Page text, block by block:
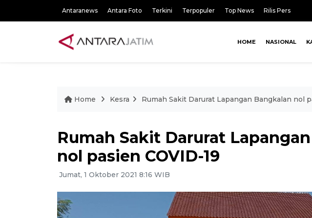
Antaranews Antara Foto Terkini Terpopuler Top News Rilis Pers
HOME NASIONAL
Home Kesra Rumah Sakit Darurat Lapangan Bangkalan nol
Rumah Sakit Darurat
nol pasien COVID-19
Jumat, 1 Oktober 2021 8:16 WIB